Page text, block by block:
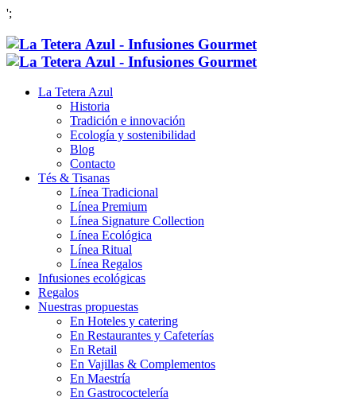
';
La Tetera Azul
Historia
Tradición e innovación
Ecología y sostenibilidad
Blog
Contacto
Tés & Tisanas
Línea Tradicional
Línea Premium
Línea Signature Collection
Línea Ecológica
Línea Ritual
Línea Regalos
Infusiones ecológicas
Regalos
Nuestras propuestas
En Hoteles y catering
En Restaurantes y Cafeterías
En Retail
En Vajillas & Complementos
En Maestría
En Gastrococtelería